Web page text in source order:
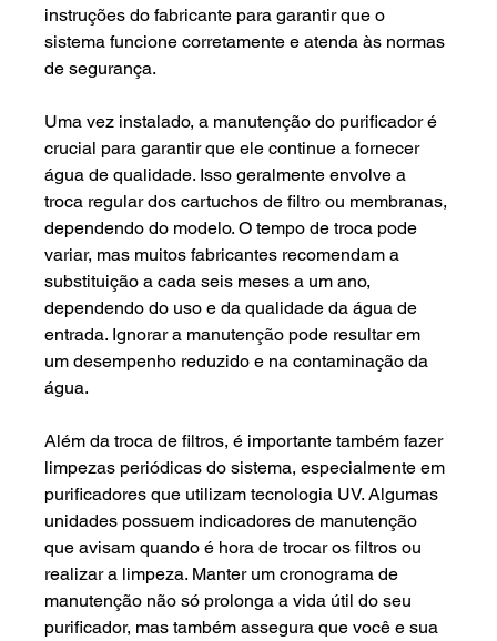
instruções do fabricante para garantir que o
sistema funcione corretamente e atenda às normas
de segurança.
Uma vez instalado, a manutenção do purificador é
crucial para garantir que ele continue a fornecer
água de qualidade. Isso geralmente envolve a
troca regular dos cartuchos de filtro ou membranas,
dependendo do modelo. O tempo de troca pode
variar, mas muitos fabricantes recomendam a
substituição a cada seis meses a um ano,
dependendo do uso e da qualidade da água de
entrada. Ignorar a manutenção pode resultar em
um desempenho reduzido e na contaminação da
água.
Além da troca de filtros, é importante também fazer
limpezas periódicas do sistema, especialmente em
purificadores que utilizam tecnologia UV. Algumas
unidades possuem indicadores de manutenção
que avisam quando é hora de trocar os filtros ou
realizar a limpeza. Manter um cronograma de
manutenção não só prolonga a vida útil do seu
purificador, mas também assegura que você e sua